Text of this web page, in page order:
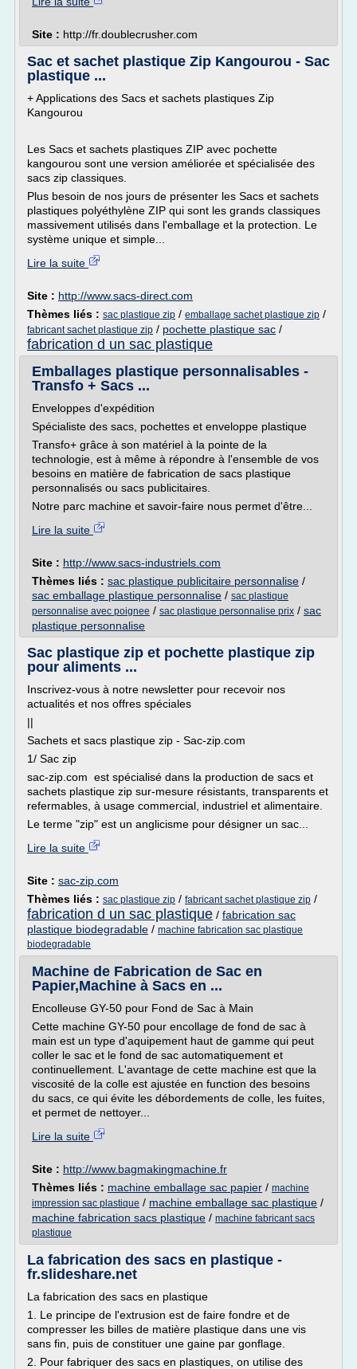
Site : http://fr.doublecrusher.com
Sac et sachet plastique Zip Kangourou - Sac
plastique ...
+ Applications des Sacs et sachets plastiques Zip
Kangourou
Les Sacs et sachets plastiques ZIP avec pochette
kangourou sont une version améliorée et spécialisée des
sacs zip classiques.
Plus besoin de nos jours de présenter les Sacs et sachets
plastiques polyéthylène ZIP qui sont les grands classiques
massivement utilisés dans l'emballage et la protection. Le
système unique et simple...
Lire la suite
Site : http://www.sacs-direct.com
Thèmes liés : sac plastique zip / emballage sachet plastique zip /
fabricant sachet plastique zip / pochette plastique sac /
fabrication d un sac plastique
Emballages plastique personnalisables -
Transfo + Sacs ...
Enveloppes d'expédition
Spécialiste des sacs, pochettes et enveloppe plastique
Transfo+ grâce à son matériel à la pointe de la
technologie, est à même à répondre à l'ensemble de vos
besoins en matière de fabrication de sacs plastique
personnalisés ou sacs publicitaires.
Notre parc machine et savoir-faire nous permet d'être...
Lire la suite
Site : http://www.sacs-industriels.com
Thèmes liés : sac plastique publicitaire personnalise /
sac emballage plastique personnalise / sac plastique
personnalise avec poignee / sac plastique personnalise prix / sac
plastique personnalise
Sac plastique zip et pochette plastique zip
pour aliments ...
Inscrivez-vous à notre newsletter pour recevoir nos
actualités et nos offres spéciales
||
Sachets et sacs plastique zip - Sac-zip.com
1/ Sac zip
sac-zip.com est spécialisé dans la production de sacs et
sachets plastique zip sur-mesure résistants, transparents et
refermables, à usage commercial, industriel et alimentaire.
Le terme "zip" est un anglicisme pour désigner un sac...
Lire la suite
Site : sac-zip.com
Thèmes liés : sac plastique zip / fabricant sachet plastique zip /
fabrication d un sac plastique / fabrication sac
plastique biodegradable / machine fabrication sac plastique
biodegradable
Machine de Fabrication de Sac en
Papier,Machine à Sacs en ...
Encolleuse GY-50 pour Fond de Sac à Main
Cette machine GY-50 pour encollage de fond de sac à
main est un type d'aquipement haut de gamme qui peut
coller le sac et le fond de sac automatiquement et
continuellement. L'avantage de cette machine est que la
viscosité de la colle est ajustée en function des besoins
du sacs, ce qui évite les débordements de colle, les fuites,
et permet de nettoyer...
Lire la suite
Site : http://www.bagmakingmachine.fr
Thèmes liés : machine emballage sac papier / machine
impression sac plastique / machine emballage sac plastique /
machine fabrication sacs plastique / machine fabricant sacs
plastique
La fabrication des sacs en plastique -
fr.slideshare.net
La fabrication des sacs en plastique
1. Le principe de l'extrusion est de faire fondre et de
compresser les billes de matière plastique dans une vis
sans fin, puis de constituer une gaine par gonflage.
2. Pour fabriquer des sacs en plastiques, on utilise des